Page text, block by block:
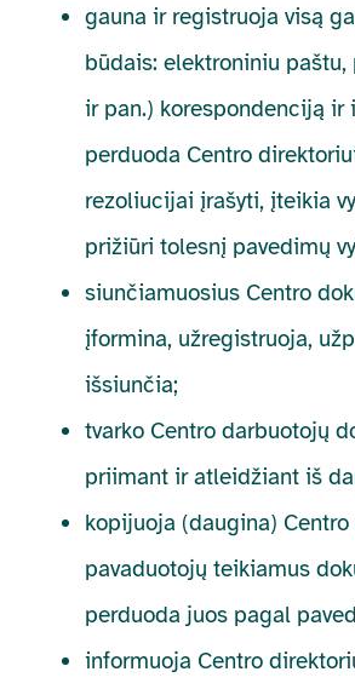
gauna ir registruoja visą
būdais: elektroniniu paštu,
ir pan.) korespondenciją ir
perduoda Centro
rezoliucijai įrašyti, įteikia
prižiūri tolesnį pavedimų
siunčiamuosius Centro
įformina, užregistruoja,
išsiunčia;
tvarko Centro darbuotojų
priimant ir atleidžiant iš
kopijuoja (daugina)
pavaduotojų teikiamus
perduoda juos pagal
informuoja Centro